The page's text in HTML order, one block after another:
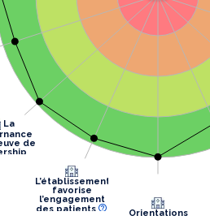
Orientations
L’établissement
favorise
l’engagement
des patients
La
de